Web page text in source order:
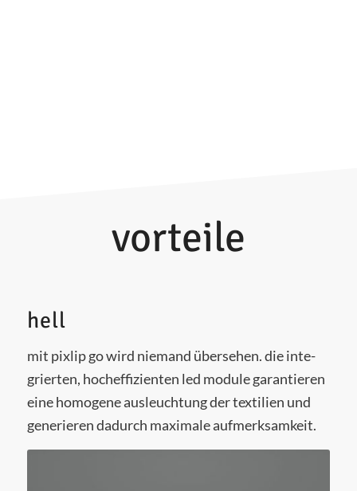
vorteile
hell
mit pixlip go wird nie­mand über­se­hen. die inte­
grier­ten, hoch­ef­fi­zi­en­ten led modu­le garan­tie­ren
eine homo­ge­ne aus­leuch­tung der tex­ti­li­en und
gene­rie­ren dadurch maxi­ma­le aufmerksamkeit.